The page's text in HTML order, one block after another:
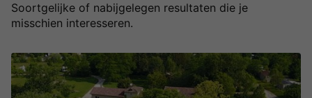
Soortgelijke of nabijgelegen resultaten die je
misschien interesseren.